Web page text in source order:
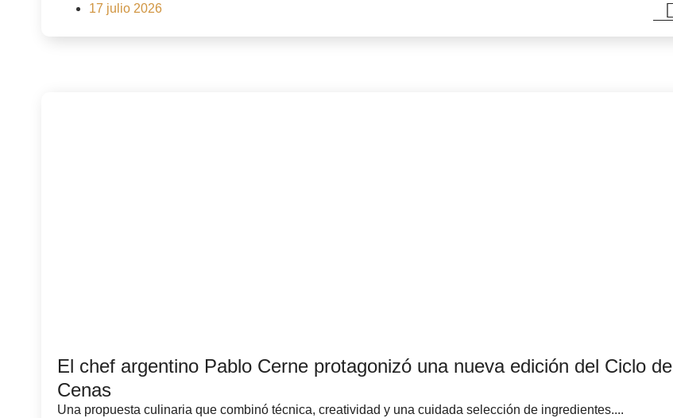
17 julio 2026
El chef argentino Pablo Cerne protagonizó una nueva edición del Ciclo de
Cenas
Una propuesta culinaria que combinó técnica, creatividad y una cuidada selección de ingredientes....